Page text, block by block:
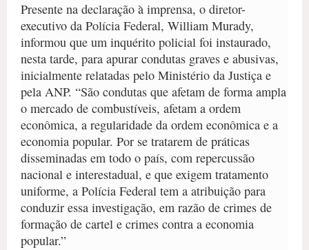
Presente na declaração à imprensa, o diretor-
executivo da Polícia Federal, William Murady,
informou que um inquérito policial foi instaurado,
nesta tarde, para apurar condutas graves e abusivas,
inicialmente relatadas pelo Ministério da Justiça e
pela ANP. “São condutas que afetam de forma ampla
o mercado de combustíveis, afetam a ordem
econômica, a regularidade da ordem econômica e a
economia popular. Por se tratarem de práticas
disseminadas em todo o país, com repercussão
nacional e interestadual, e que exigem tratamento
uniforme, a Polícia Federal tem a atribuição para
conduzir essa investigação, em razão de crimes de
formação de cartel e crimes contra a economia
popular.”